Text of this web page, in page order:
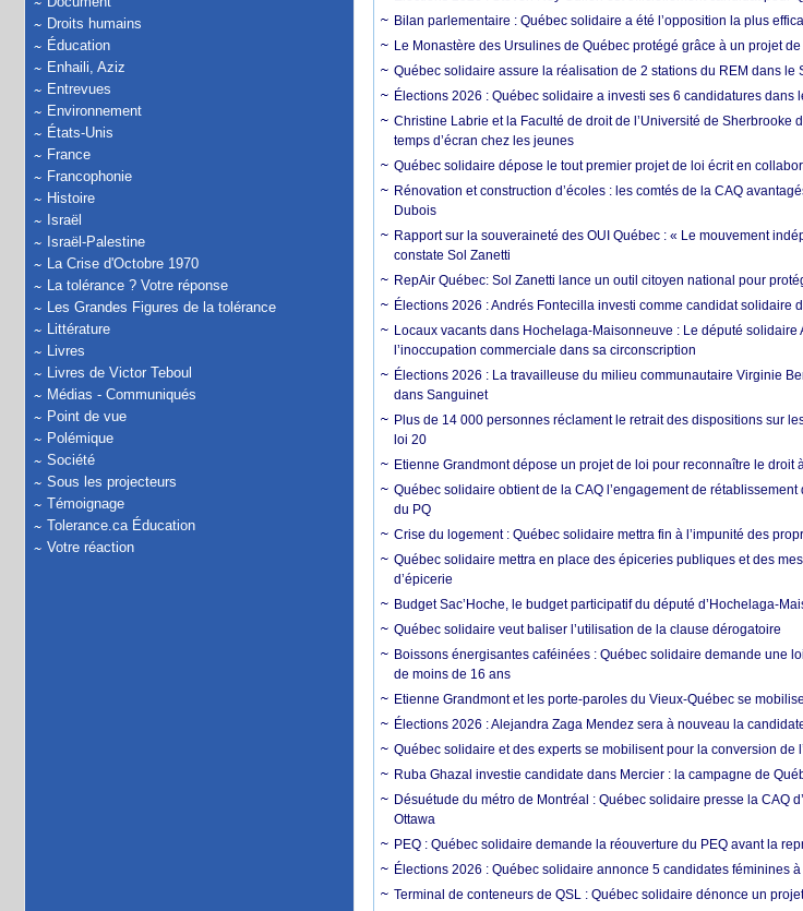
Droits humains
Éducation
Enhaili, Aziz
Entrevues
Environnement
États-Unis
France
Francophonie
Histoire
Israël
Israël-Palestine
La Crise d'Octobre 1970
La tolérance ? Votre réponse
Les Grandes Figures de la tolérance
Littérature
Livres
Livres de Victor Teboul
Médias - Communiqués
Point de vue
Polémique
Société
Sous les projecteurs
Témoignage
Tolerance.ca Éducation
Votre réaction
Bilan parlementaire : Québec solidaire a été l’opposition la plus
Le Monastère des Ursulines de Québec protégé grâce à un projet
Québec solidaire assure la réalisation de 2 stations du REM dans le
Élections 2026 : Québec solidaire a investi ses 6 candidatures dans
Christine Labrie et la Faculté de droit de l’Université de Sherbrooke
temps d’écran chez les jeunes
Québec solidaire dépose le tout premier projet de loi écrit en
Rénovation et construction d’écoles : les comtés de la CAQ
Dubois
Rapport sur la souveraineté des OUI Québec : « Le mouvement
constate Sol Zanetti
RepAir Québec: Sol Zanetti lance un outil citoyen national pour
Élections 2026 : Andrés Fontecilla investi comme candidat solidaire
Locaux vacants dans Hochelaga-Maisonneuve : Le député
l’inoccupation commerciale dans sa circonscription
Élections 2026 : La travailleuse du milieu communautaire Virginie
dans Sanguinet
Plus de 14 000 personnes réclament le retrait des dispositions sur
loi 20
Etienne Grandmont dépose un projet de loi pour reconnaître le droit
Québec solidaire obtient de la CAQ l’engagement de
du PQ
Crise du logement : Québec solidaire mettra fin à l’impunité des
Québec solidaire mettra en place des épiceries publiques et des
d’épicerie
Budget Sac’Hoche, le budget participatif du député d’Hochelaga-
Québec solidaire veut baliser l’utilisation de la clause dérogatoire
Boissons énergisantes caféinées : Québec solidaire demande une
de moins de 16 ans
Etienne Grandmont et les porte-paroles du Vieux-Québec se
Élections 2026 : Alejandra Zaga Mendez sera à nouveau la
Québec solidaire et des experts se mobilisent pour la conversion de
Ruba Ghazal investie candidate dans Mercier : la campagne de
Désuétude du métro de Montréal : Québec solidaire presse la CAQ
Ottawa
PEQ : Québec solidaire demande la réouverture du PEQ avant la
Élections 2026 : Québec solidaire annonce 5 candidates féminines à
Terminal de conteneurs de QSL : Québec solidaire dénonce un